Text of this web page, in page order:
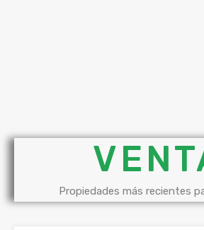
Propiedades más recientes